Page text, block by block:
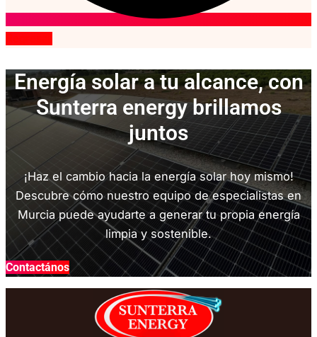
Energía solar a tu alcance, con
Sunterra energy brillamos
juntos
¡Haz el cambio hacia la energía solar hoy mismo!
Descubre cómo nuestro equipo de especialistas en
Murcia puede ayudarte a generar tu propia energía
limpia y sostenible.
Contactános